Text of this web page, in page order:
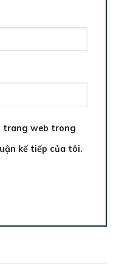
trang web trong
kế tiếp của tôi.